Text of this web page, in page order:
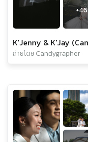
+46
ถ่ายโดย Candygrapher